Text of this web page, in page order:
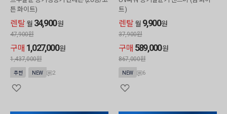
튼 화이트)
렌탈 월 34,900원
47,900원
구매 1,027,000원
1,437,000원
추천 NEW 2
트)
렌탈 월 9,900원
37,900원
구매 589,000원
867,000원
NEW 6